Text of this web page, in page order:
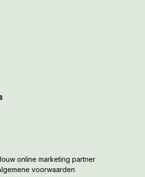
online marketing partner
voorwaarden